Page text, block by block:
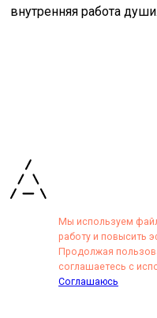
внутренняя работа души.